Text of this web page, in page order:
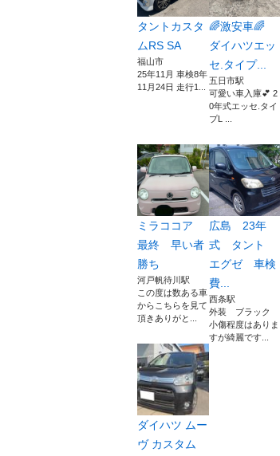
タントカスタ
ムRS SA
福山市
25年11月 車検8年
11月24日 走行1...
🌈激安車🌈
ダイハツエッ
セ.タイプ...
五日市駅
可愛い車入庫💕 2
0年式エッセ.タイ
プL ...
ミラココア
最終 早い者
勝ち
河戸帆待川駅
この度は数ある車
からこちらを見て
頂きありがと...
広島 23年
式 タント
エグゼ 車検
費...
西条駅
外装 ブラック
小傷程度はありま
すが綺麗です...
ダイハツ ムー
ヴ カスタム